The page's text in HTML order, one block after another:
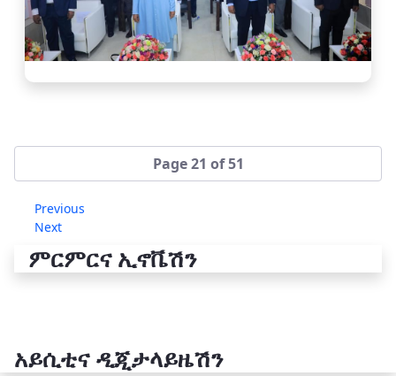
Page 21 of 51
Previous
Next
ምርምርና ኢኖቬሽን
አይሲቲና ዲጂታላይዜሽን